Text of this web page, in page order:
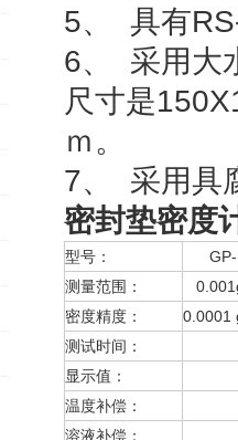
5、 具有
6、 采用大
尺寸是
ｍ。
7、 采用具
密封垫密度
型号：
测量范围：
密度精度：
测试时间：
显示值：
温度补偿：
溶液补偿：